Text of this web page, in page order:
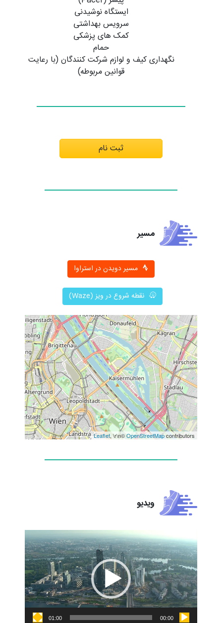
ایستگاه نوشیدنی
سرویس بهداشتی
کمک های پزشکی
حمام
نگهداری کیف و لوازم شرکت کنندگان (با رعایت
قوانین مربوطه)
ثبت نام
مسیر
مسیر دویدن در استراوا
نقطه شروع در ویز (Waze)
Leaflet, \r\n©OpenStreetMapcontributors
ویدیو
نمایشگر
ویدیو
00:00
01:00